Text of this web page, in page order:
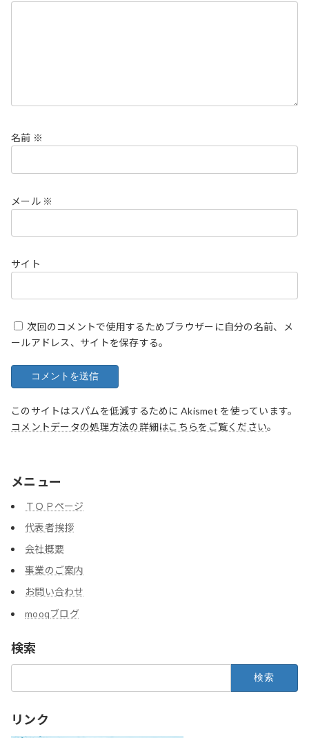
名前 ※
メール ※
サイト
次回のコメントで使用するためブラウザーに自分の名前、メ
ールアドレス、サイトを保存する。
このサイトはスパムを低減するために Akismet を使っています。
コメントデータの処理方法の詳細はこちらをご覧ください。
メニュー
ＴＯＰページ
代表者挨拶
会社概要
事業のご案内
お問い合わせ
mooqブログ
検索
リンク